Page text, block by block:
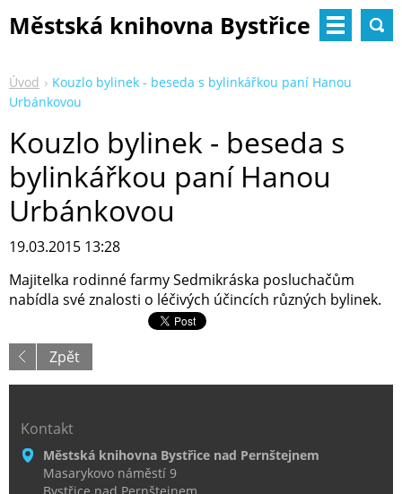
Městská knihovna Bystřice
Úvod
Kouzlo bylinek - beseda s bylinkářkou paní Hanou
Urbánkovou
Kouzlo bylinek - beseda s
bylinkářkou paní Hanou
Urbánkovou
19.03.2015 13:28
Majitelka rodinné farmy Sedmikráska posluchačům
nabídla své znalosti o léčivých účincích různých bylinek.
Zpět
Kontakt
Městská knihovna Bystřice nad Pernštejnem
Masarykovo náměstí 9